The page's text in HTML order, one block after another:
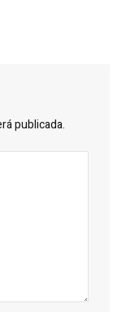
publicada.